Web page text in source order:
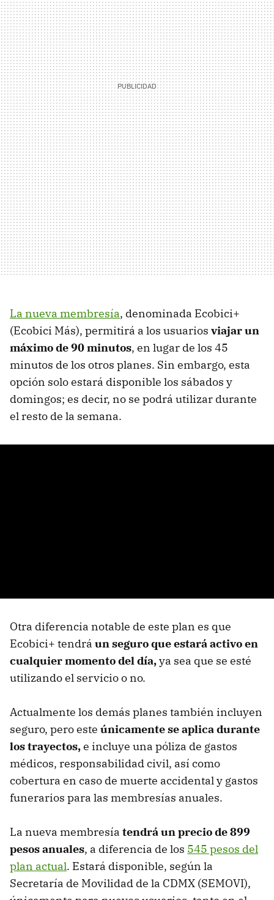
La nueva membresía, denominada Ecobici+
(Ecobici Más), permitirá a los usuarios viajar un
máximo de 90 minutos, en lugar de los 45
minutos de los otros planes. Sin embargo, esta
opción solo estará disponible los sábados y
domingos; es decir, no se podrá utilizar durante
el resto de la semana.
Otra diferencia notable de este plan es que
Ecobici+ tendrá un seguro que estará activo en
cualquier momento del día,ya sea que se esté
utilizando el servicio o no.
Actualmente los demás planes también incluyen
seguro, pero este únicamente se aplica durante
los trayectos,e incluye una póliza de gastos
médicos, responsabilidad civil, así como
cobertura en caso de muerte accidental y gastos
funerarios para las membresías anuales.
La nueva membresía tendrá un precio de 899
pesos anuales, a diferencia de los 545 pesos del
plan actual. Estará disponible, según la
Secretaría de Movilidad de la CDMX (SEMOVI),